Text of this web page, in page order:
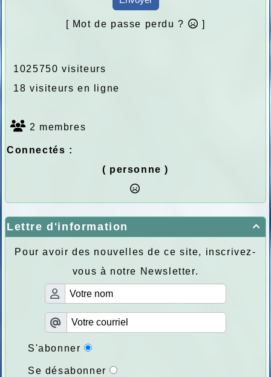
[ Mot de passe perdu ? ]
1025750 visiteurs
18 visiteurs en ligne
2 membres
Connectés :
( personne )

Lettre d'information
Pour avoir des nouvelles de ce site, inscrivez-
vous à notre Newsletter.
S'abonner
Se désabonner